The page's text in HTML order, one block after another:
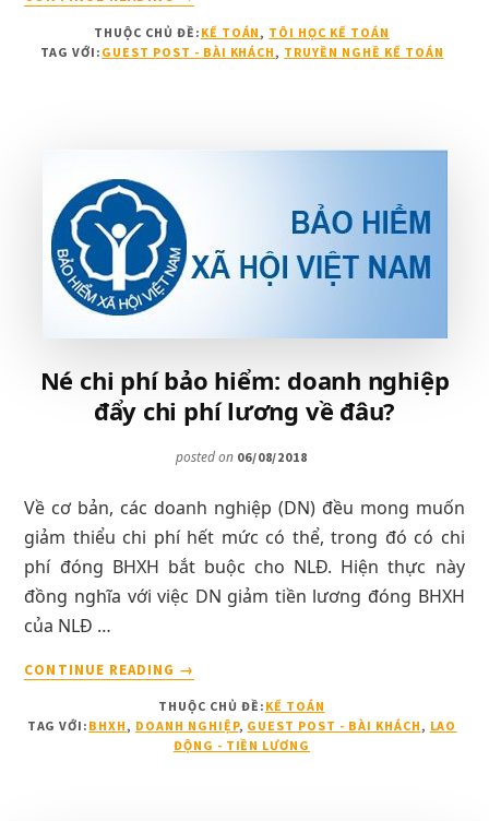
VỚI
KẾ
THUỘC CHỦ ĐỀ: KẾ TOÁN , TÔI HỌC KẾ TOÁN
TAG VỚI: GUEST POST - BÀI KHÁCH , TRUYỀN NGHỀ KẾ TOÁN
Né chi phí bảo hiểm: doanh nghiệp
đẩy chi phí lương về đâu?
posted on 06/08/2018
Về cơ bản, các doanh nghiệp (DN) đều mong muốn
giảm thiểu chi phí hết mức có thể, trong đó có chi
phí đóng BHXH bắt buộc cho NLĐ. Hiện thực này
đồng nghĩa với việc DN giảm tiền lương đóng BHXH
của NLĐ …
CONTINUE READING
VỀNÉ
PHÍ
BẢO
→
THUỘC CHỦ ĐỀ: KẾ TOÁN
TAG VỚI: BHXH , DOANH NGHIỆP, GUEST POST - BÀI KHÁCH , LAO
ĐỘNG - TIỀN LƯƠNG